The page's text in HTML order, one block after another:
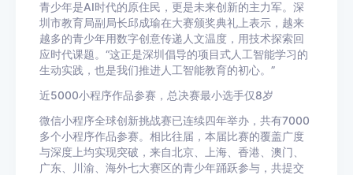
青少年是AI时代的原住民，更是未来创新的主力军。深
圳市教育局副局长邱成瑜在大赛颁奖典礼上表示，越来
越多的青少年用数字创意传递人文温度，用技术探索回
应时代课题。“这正是深圳倡导的项目式人工智能学习的
生动实践，也是我们推进人工智能教育的初心。”
近5000小程序作品参赛，总决赛最小选手仅8岁
微信小程序全球创新挑战赛已连续四年举办，共有7000
多个小程序作品参赛。相比往届，本届比赛的覆盖广度
与深度上均实现突破，来自北京、上海、香港、澳门、
广东、川渝、海外七大赛区的青少年踊跃参与，共提交